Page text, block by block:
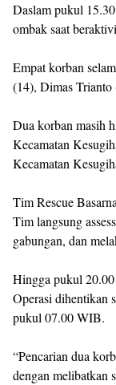
Daslam pukul
ombak saat
Empat korban
(14), Dimas
Dua korban masih
Kecamatan
Kecamatan
Tim Rescue
Tim langsung
gabungan, dan
Hingga pukul
Operasi dihentikan
pukul 07.00 WIB.
“Pencarian dua
dengan melibatkan